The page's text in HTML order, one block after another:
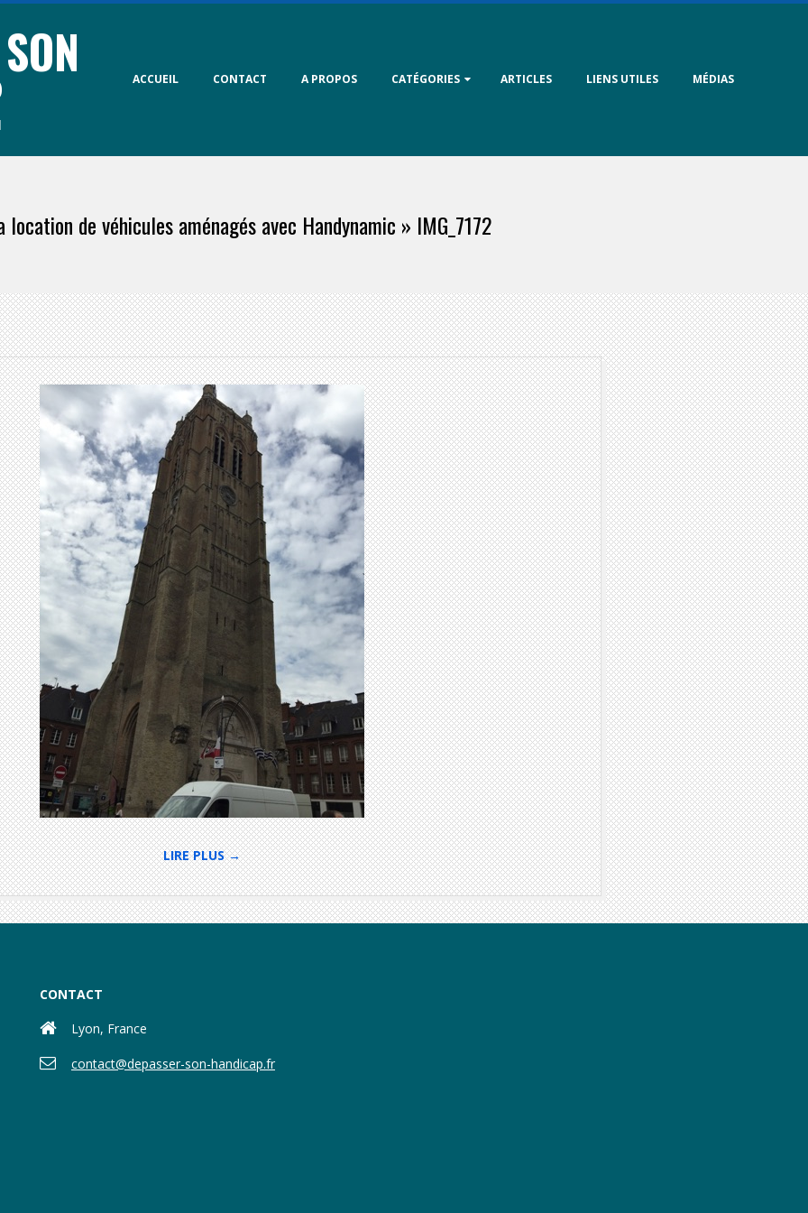
PrimaryACCUEIL CONTACT A PROPOS CATÉGORIES ARTICLES LIENS UTILES MÉDIAS
location de véhicules aménagés avec Handynamic » IMG_7172
LIRE PLUS →
CONTACT
Lyon, France
contact@depasser-son-handicap.fr